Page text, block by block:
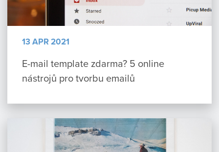
13 APR 2021
E-mail template zdarma? 5 online
nástrojů pro tvorbu emailů